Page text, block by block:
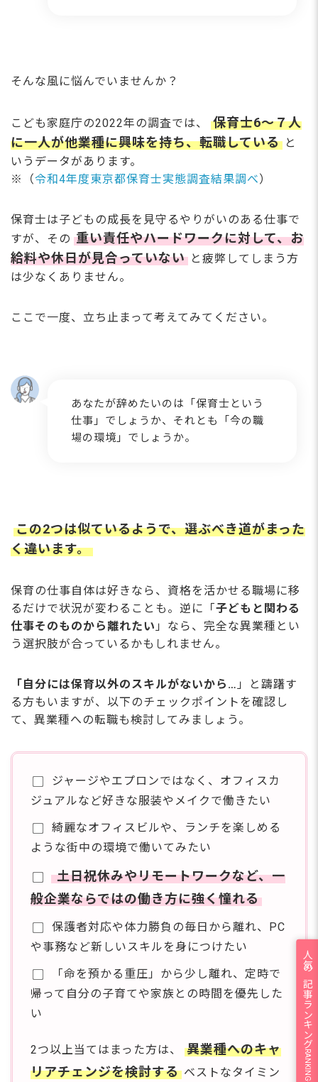
そんな風に悩んでいませんか？
こども家庭庁の2022年の調査では、
保育士6～７人
に一人が他業種に興味を持ち、転職している と
いうデータがあります。
※（令和4年度東京都保育士実態調査結果調べ）
保育士は子どもの成長を見守るやりがいのある仕事で
すが、その 重い責任やハードワークに対して、お
給料や休日が見合っていない と疲弊してしまう方
は少なくありません。
ここで一度、立ち止まって考えてみてください。
あなたが辞めたいのは「保育士という
仕事」でしょうか、それとも「今の職
場の環境」でしょうか。
この2つは似ているようで、選ぶべき道がまった
く違います。
保育の仕事自体は好きなら、資格を活かせる職場に移
るだけで状況が変わることも。逆に「子どもと関わる
仕事そのものから離れたい 」なら、完全な異業種とい
う選択肢が合っているかもしれません。
「自分には保育以外のスキルがないから… 」と躊躇す
る方もいますが、以下のチェックポイントを確認し
て、異業種への転職も検討してみましょう。
ジャージやエプロンではなく、オフィスカ
ジュアルなど好きな服装やメイクで働きたい
綺麗なオフィスビルや、ランチを楽しめる
ような街中の環境で働いてみたい
土日祝休みやリモートワークなど、一
般企業ならではの働き方に強く憧れる
保護者対応や体力勝負の毎日から離れ、PC
や事務など新しいスキルを身につけたい
「命を預かる重圧」から少し離れ、定時で
帰って自分の子育てや家族との時間を優先した
い
2つ以上当てはまった方は、
異業種へのキャ
リアチェンジを検討する ベストなタイミン
人気の記事ランキング
RANKING